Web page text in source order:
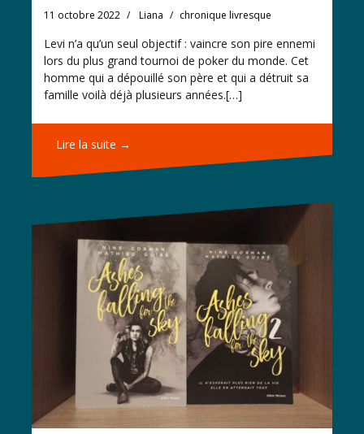
11 octobre 2022 Liana chronique livresque
Levi n’a qu’un seul objectif : vaincre son pire ennemi
lors du plus grand tournoi de poker du monde. Cet
homme qui a dépouillé son père et qui a détruit sa
famille voilà déjà plusieurs années.[…]
Lire la suite →